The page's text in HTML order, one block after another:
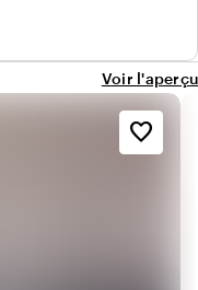
Voir l'aperçu
favorite_border